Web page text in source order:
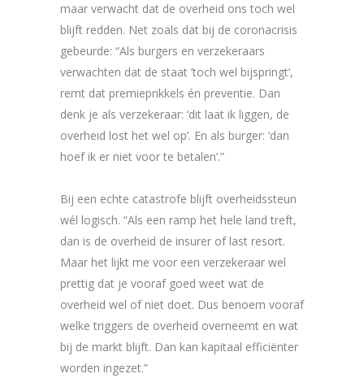
maar verwacht dat de overheid ons toch wel
blijft redden. Net zoals dat bij de coronacrisis
gebeurde: “Als burgers en verzekeraars
verwachten dat de staat ’toch wel bijspringt’,
remt dat premieprikkels én preventie. Dan
denk je als verzekeraar: ‘dit laat ik liggen, de
overheid lost het wel op’. En als burger: ‘dan
hoef ik er niet voor te betalen’.”
Bij een echte catastrofe blijft overheidssteun
wél logisch. “Als een ramp het hele land treft,
dan is de overheid de insurer of last resort.
Maar het lijkt me voor een verzekeraar wel
prettig dat je vooraf goed weet wat de
overheid wel of niet doet. Dus benoem vooraf
welke triggers de overheid overneemt en wat
bij de markt blijft. Dan kan kapitaal efficiënter
worden ingezet.”